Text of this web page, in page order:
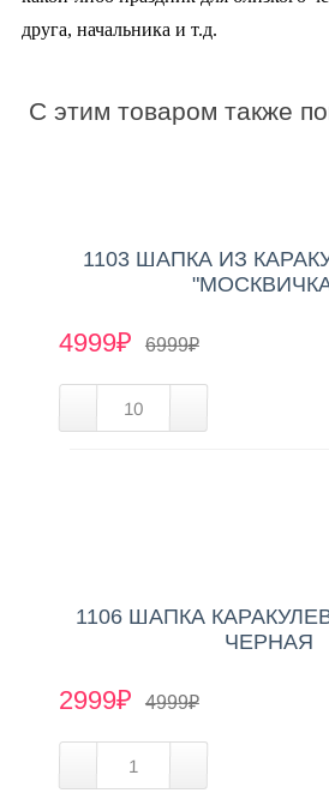
друга, начальника и т.д.
C этим товаром также
1103 ШАПКА ИЗ
4999₽ 6999₽
1106 ШАПКА
ЧЕРНАЯ
2999₽ 4999₽